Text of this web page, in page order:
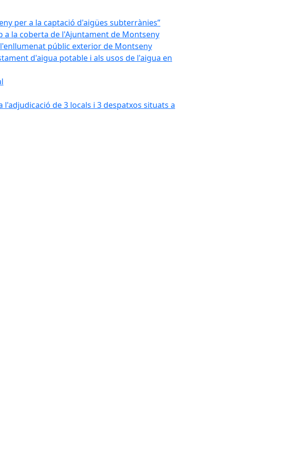
per a la captació d'aigües subterrànies”
a la coberta de l'Ajuntament de Montseny
públic exterior de Montseny
d'aigua potable i als usos de l'aigua en
de 3 locals i 3 despatxos situats a